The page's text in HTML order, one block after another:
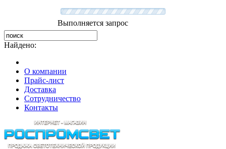
Выполняется запрос
Найдено:
О компании
Прайс-лист
Доставка
Сотрудничество
Контакты